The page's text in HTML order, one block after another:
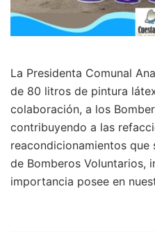
La Presidenta Comunal
de 80 litros de pintura
colaboración, a los
contribuyendo a las
reacondicionamientos que
de Bomberos Voluntarios,
importancia posee en